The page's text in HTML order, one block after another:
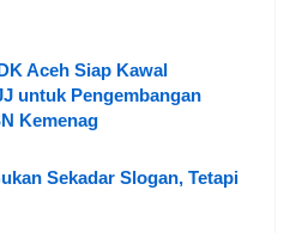
Aceh Siap Kawal
untuk Pengembangan
Kemenag
Sekadar Slogan, Tetapi